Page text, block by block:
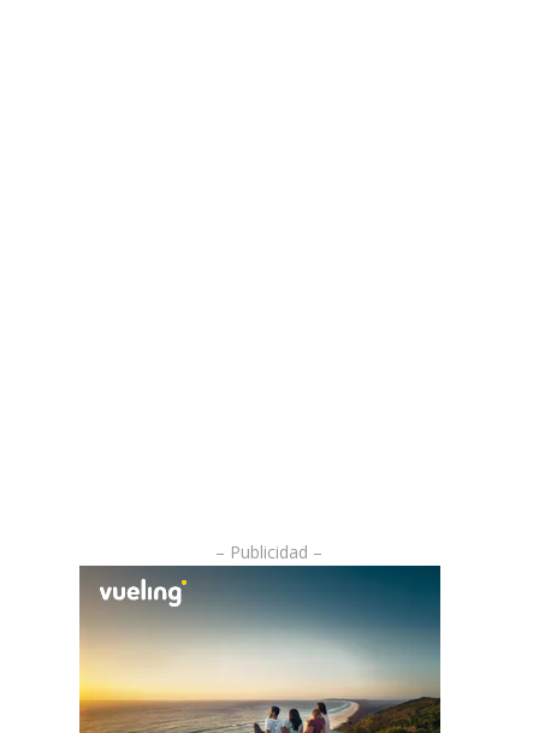
– Publicidad –